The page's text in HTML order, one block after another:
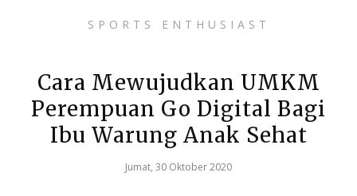
SPORTS ENTHUSIAST
Cara Mewujudkan UMKM
Perempuan Go Digital Bagi
Ibu Warung Anak Sehat
Jumat, 30 Oktober 2020